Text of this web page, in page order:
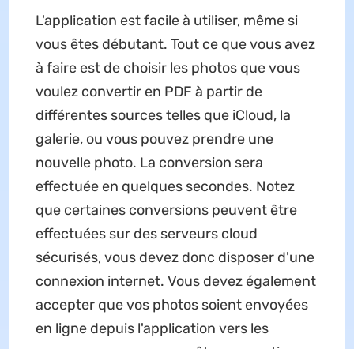
L'application est facile à utiliser, même si
vous êtes débutant. Tout ce que vous avez
à faire est de choisir les photos que vous
voulez convertir en PDF à partir de
différentes sources telles que iCloud, la
galerie, ou vous pouvez prendre une
nouvelle photo. La conversion sera
effectuée en quelques secondes. Notez
que certaines conversions peuvent être
effectuées sur des serveurs cloud
sécurisés, vous devez donc disposer d'une
connexion internet. Vous devez également
accepter que vos photos soient envoyées
en ligne depuis l'application vers les